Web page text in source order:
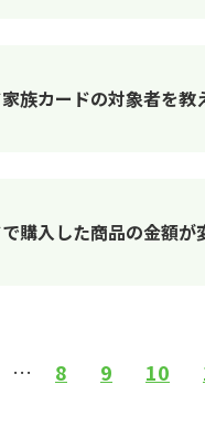
族カードの対象者を教
購入した商品の金額
… 8 9 10